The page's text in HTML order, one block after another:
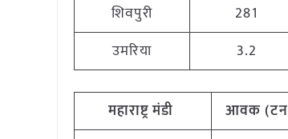
शिवपुरी
281
उमरिया
3.2
महाराष्ट्रमंडी आवक (टन